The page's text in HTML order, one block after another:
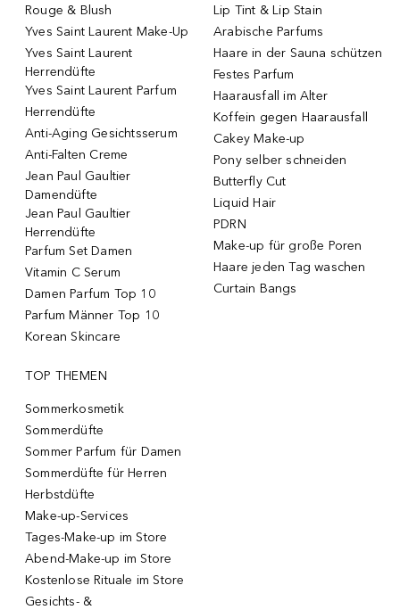
Rouge & Blush
Yves Saint Laurent Make-Up
Yves Saint Laurent
Herrendüfte
Yves Saint Laurent Parfum
Herrendüfte
Anti-Aging Gesichtsserum
Anti-Falten Creme
Jean Paul Gaultier
Damendüfte
Jean Paul Gaultier
Herrendüfte
Parfum Set Damen
Vitamin C Serum
Damen Parfum Top 10
Parfum Männer Top 10
Korean Skincare
Lip Tint & Lip Stain
Arabische Parfums
Haare in der Sauna schützen
Festes Parfum
Haarausfall im Alter
Koffein gegen Haarausfall
Cakey Make-up
Pony selber schneiden
Butterfly Cut
Liquid Hair
PDRN
Make-up für große Poren
Haare jeden Tag waschen
Curtain Bangs
TOP THEMEN
Sommerkosmetik
Sommerdüfte
Sommer Parfum für Damen
Sommerdüfte für Herren
Herbstdüfte
Make-up-Services
Tages-Make-up im Store
Abend-Make-up im Store
Kostenlose Rituale im Store
Gesichts- &